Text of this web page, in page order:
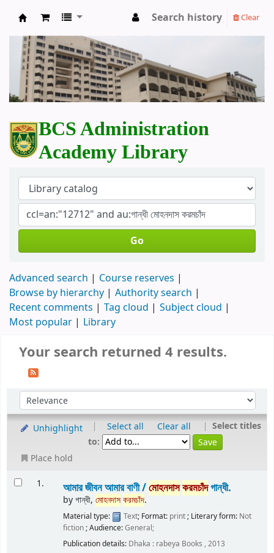
BCS Administration Academy Library
Search history Clear
BCS Administration
Academy Library
Go
Advanced search
Course reserves
Browse by hierarchy
Authority search
Recent comments
Tag cloud
Subject cloud
Most popular
Library
Your search returned 4 results.
Unhighlight | Select all Clear all | Select titles
to:
Place hold
1.
আমার জীবন আমার বাণী /মোহনদাসকরমচাঁদগান্ধী.
byগান্ধী, মোহনদাস করমচাঁদ.
Material type: Text; Format: print; Literary form: Not
fiction; Audience:General;
Publication details: Dhaka : rabeya Books , 2013